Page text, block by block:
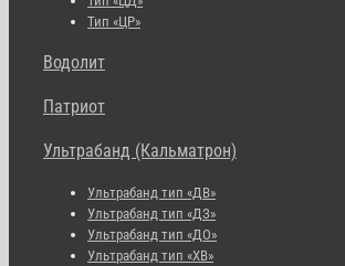
Тип «ЦР»
Водолит
Патриот
Ультрабанд (Кальматрон)
Ультрабанд тип «ДВ»
Ультрабанд тип «ДЗ»
Ультрабанд тип «ДО»
Ультрабанд тип «ХВ»